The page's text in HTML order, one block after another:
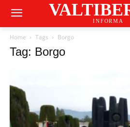
INFORMA
Home Tags Borgo
Tag: Borgo